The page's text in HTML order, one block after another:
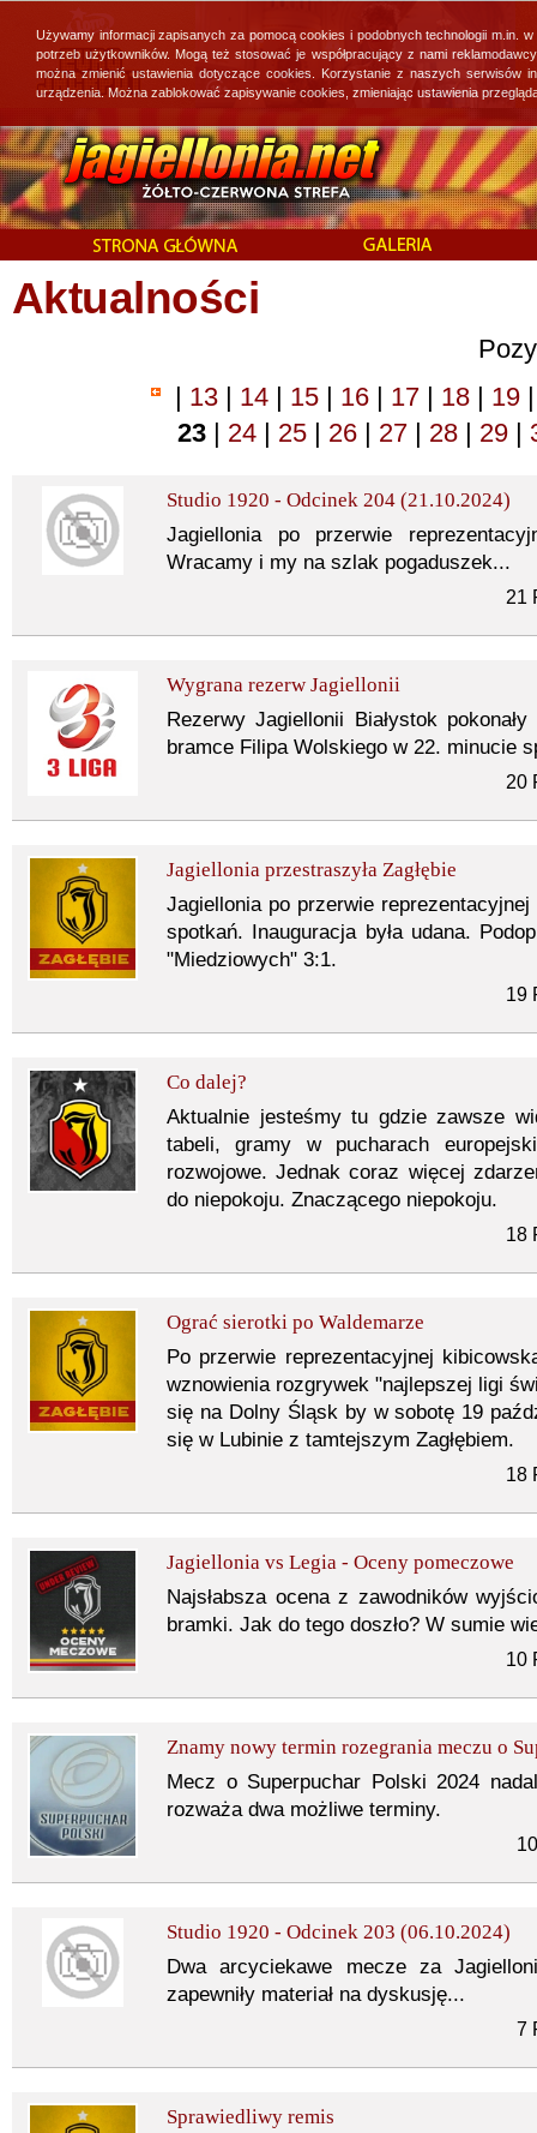
Aktualności
| 13 | 14 | 15 | 16 | 17 | 18 | 19 |
23 | 24 | 25 | 26 | 27 | 28 | 29 |
Studio 1920 - Odcinek 204 (21.10.2024)
Jagiellonia po przerwie
Wracamy i my na szlak pogaduszek...
21
Wygrana rezerw Jagiellonii
Rezerwy Jagiellonii Białystok
bramce Filipa Wolskiego w 22. minucie
20
Jagiellonia przestraszyła Zagłębie
Jagiellonia po przerwie
spotkań. Inauguracja była udana.
"Miedziowych" 3:1.
19
Co dalej?
Aktualnie jesteśmy tu gdzie zawsze
tabeli, gramy w pucharach
rozwojowe. Jednak coraz więcej
do niepokoju. Znaczącego niepokoju.
18
Ograć sierotki po Waldemarze
Po przerwie reprezentacyjnej
wznowienia rozgrywek "najlepszej ligi
się na Dolny Śląsk by w sobotę 19
się w Lubinie z tamtejszym Zagłębiem.
18
Jagiellonia vs Legia - Oceny pomeczowe
Najsłabsza ocena z zawodników
bramki. Jak do tego doszło? W sumie
10
Znamy nowy termin rozegrania meczu o
Mecz o Superpuchar Polski 2024
rozważa dwa możliwe terminy.
Studio 1920 - Odcinek 203 (06.10.2024)
Dwa arcyciekawe mecze za
zapewniły materiał na dyskusję...
7
Sprawiedliwy remis
Używamy informacji zapisanych za pomocą cookies i podobnych technologii
potrzeb użytkowników. Mogą też stosować je współpracujący z nami
można zmienić ustawienia dotyczące cookies. Korzystanie z naszych
urządzenia. Można zablokować zapisywanie cookies, zmieniając ustawienia